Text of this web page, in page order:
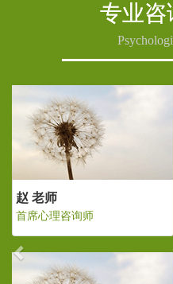
专业咨
钱 老师
国家二级心理咨询师
Previous